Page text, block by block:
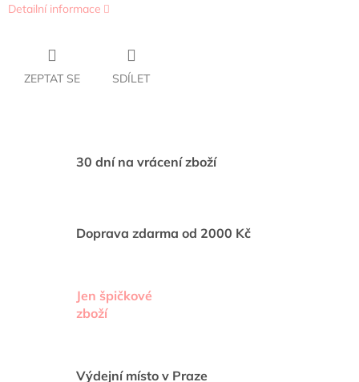
Detailní informace
ZEPTAT SE SDÍLET
30 dní na vrácení zboží
Doprava zdarma od 2000 Kč
Jen špičkové
zboží
Výdejní místo v Praze